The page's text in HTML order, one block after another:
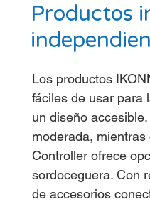
Productos
Los productos
fáciles de usar para
un diseño
moderada,
Controller ofrece
sordoceguera. Con
de accesorios